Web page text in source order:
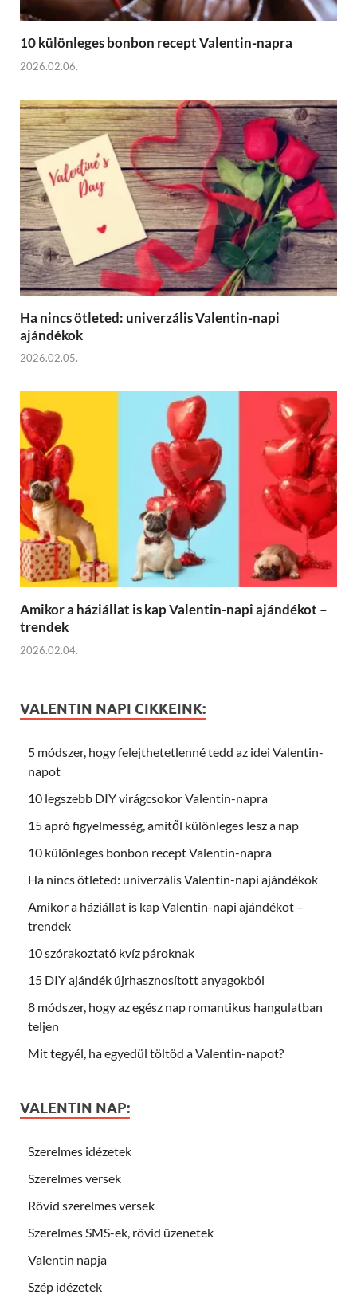
10 különleges bonbon recept Valentin-napra
2026.02.06.
Ha nincs ötleted: univerzális Valentin-napi
ajándékok
2026.02.05.
Amikor a háziállat is kap Valentin-napi ajándékot –
trendek
2026.02.04.
VALENTIN NAPI CIKKEINK:
5 módszer, hogy felejthetetlenné tedd az idei Valentin-
napot
10 legszebb DIY virágcsokor Valentin-napra
15 apró figyelmesség, amitől különleges lesz a nap
10 különleges bonbon recept Valentin-napra
Ha nincs ötleted: univerzális Valentin-napi ajándékok
Amikor a háziállat is kap Valentin-napi ajándékot –
trendek
10 szórakoztató kvíz pároknak
15 DIY ajándék újrhasznosított anyagokból
8 módszer, hogy az egész nap romantikus hangulatban
teljen
Mit tegyél, ha egyedül töltöd a Valentin-napot?
VALENTIN NAP:
Szerelmes idézetek
Szerelmes versek
Rövid szerelmes versek
Szerelmes SMS-ek, rövid üzenetek
Valentin napja
Szép idézetek